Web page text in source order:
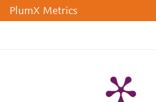
PlumX Metrics